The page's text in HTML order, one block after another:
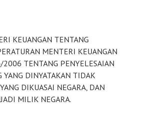
KEUANGAN TENTANG
MENTERI KEUANGAN
TENTANG PENYELESAIAN
YANG DINYATAKAN TIDAK
DIKUASAI NEGARA, DAN
MILIK NEGARA.